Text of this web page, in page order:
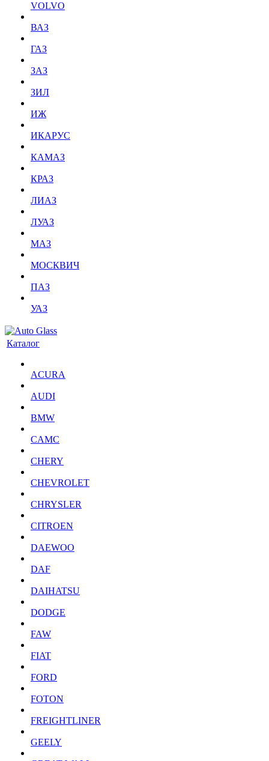
VOLVO
ВАЗ
ГАЗ
ЗАЗ
ЗИЛ
ИЖ
ИКАРУС
КАМАЗ
КРАЗ
ЛИАЗ
ЛУАЗ
МАЗ
МОСКВИЧ
ПАЗ
УАЗ
Каталог
ACURA
AUDI
BMW
CAMC
CHERY
CHEVROLET
CHRYSLER
CITROEN
DAEWOO
DAF
DAIHATSU
DODGE
FAW
FIAT
FORD
FOTON
FREIGHTLINER
GEELY